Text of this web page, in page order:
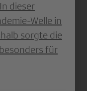
dieser
Welle in
sorgte die
für